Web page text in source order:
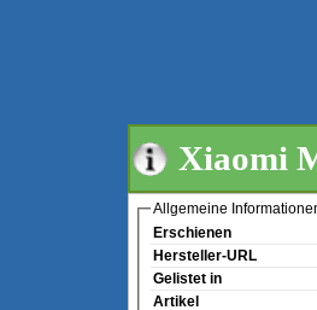
Xiaomi
Allgemeine
Erschienen
Hersteller-URL
Gelistet in
Artikel